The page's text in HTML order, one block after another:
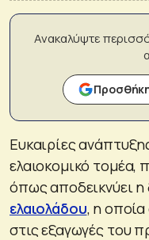
Ανακαλύψτε
Ευκαιρίες
ελαιοκομικό τομέα,
όπως αποδεικνύει η
ελαιολάδου, η οποία
στις εξαγωγές του